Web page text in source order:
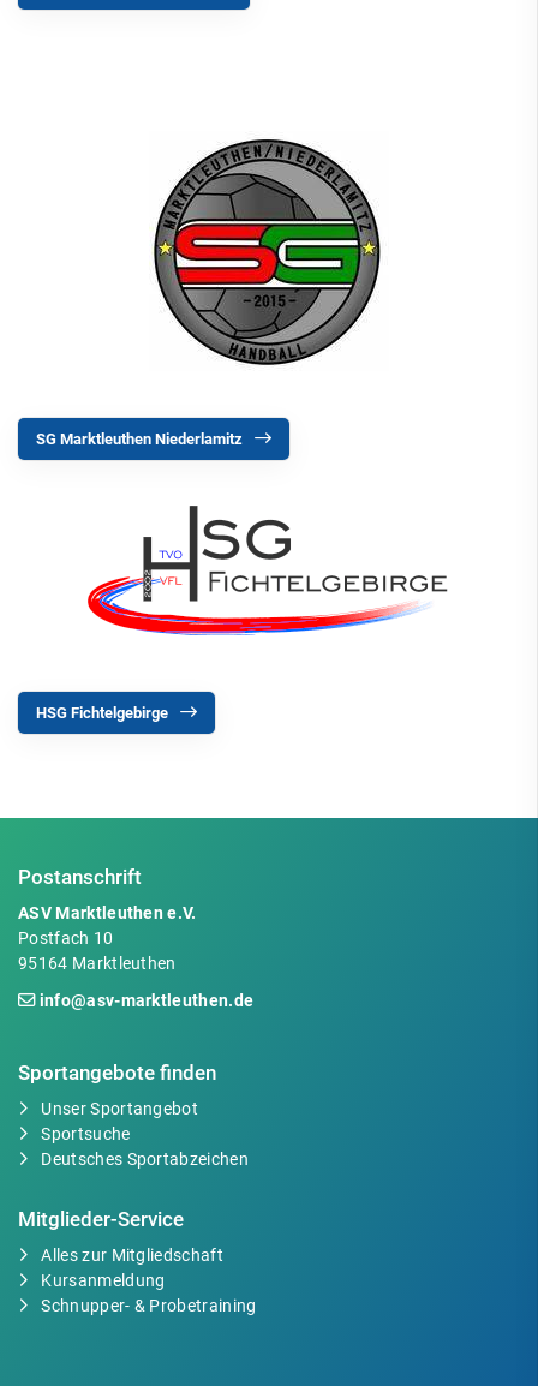
SG Marktleuthen Niederlamitz
HSG Fichtelgebirge
Postanschrift
ASV Marktleuthen e.V.
Postfach 10
95164 Marktleuthen
info@asv-marktleuthen.de
Sportangebote finden
Unser Sportangebot
Sportsuche
Deutsches Sportabzeichen
Mitglieder-Service
Alles zur Mitgliedschaft
Kursanmeldung
Schnupper- & Probetraining